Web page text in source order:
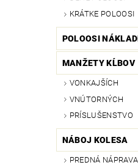
KRÁTKE POLOOSI
POLOOSI
MANŽETY KĹBOV
VONKAJŠÍCH
VNÚTORNÝCH
PRÍSLUŠENSTVO
NÁBOJ KOLESA
PREDNÁ NÁPRAVA